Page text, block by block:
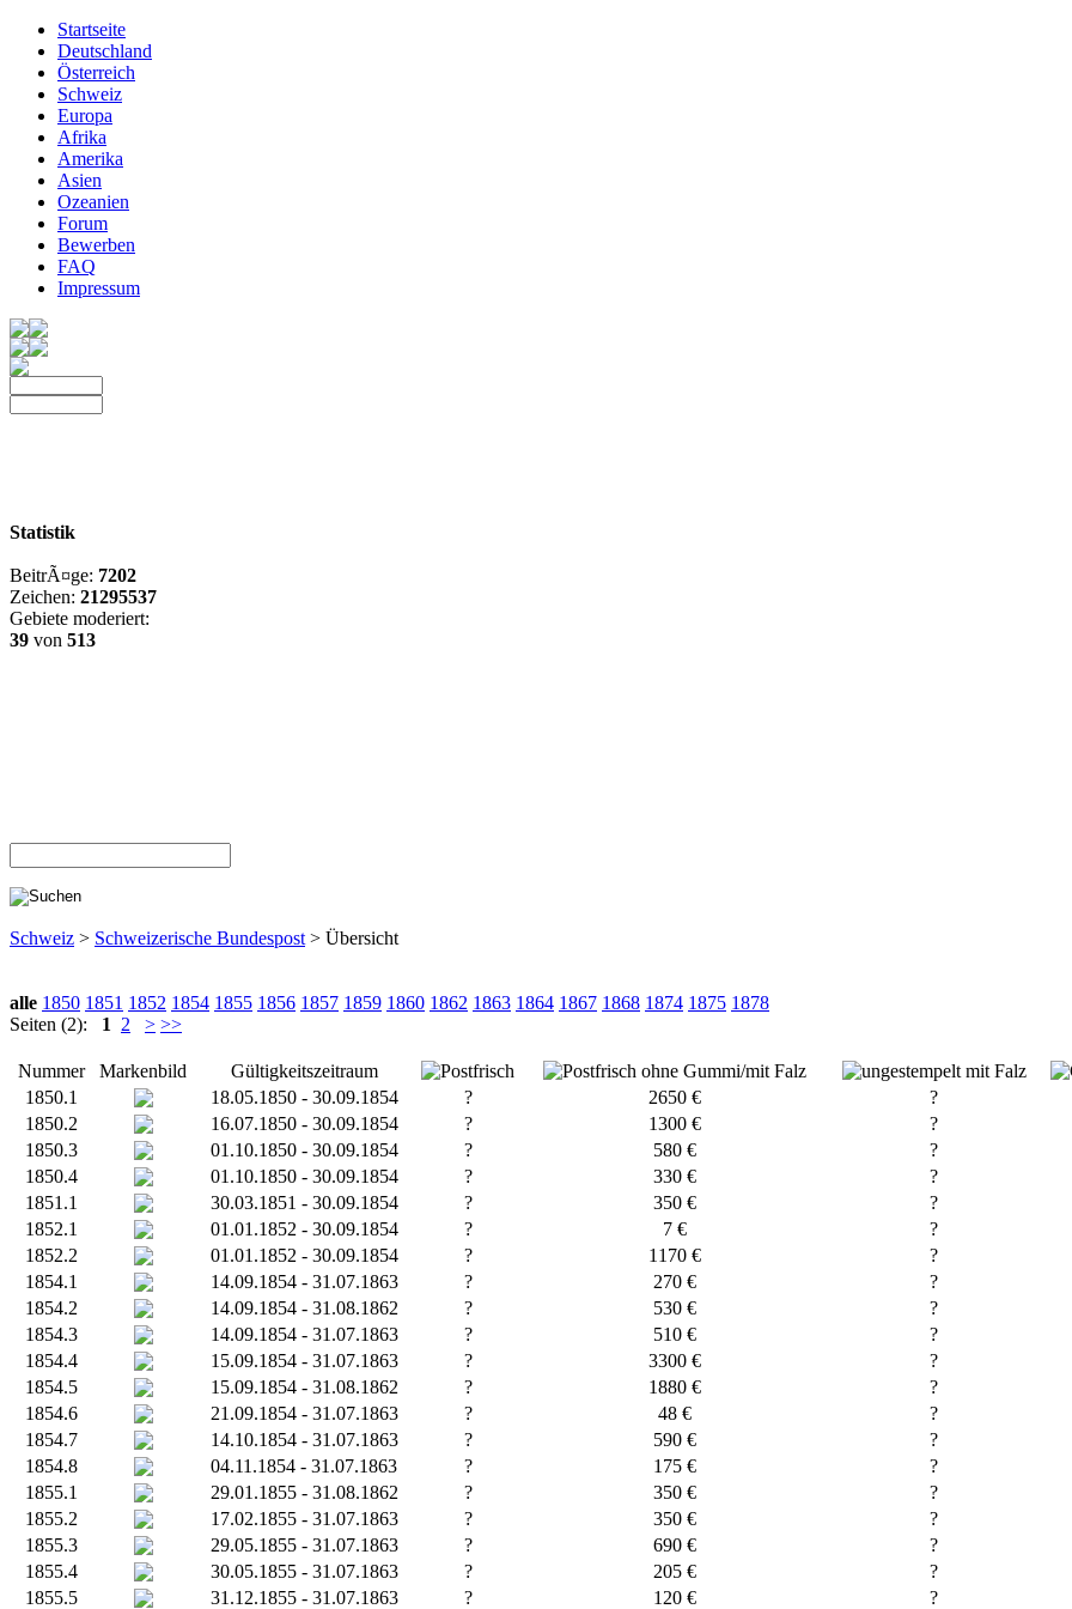
Startseite
Deutschland
Österreich
Schweiz
Europa
Afrika
Amerika
Asien
Ozeanien
Forum
Bewerben
FAQ
Impressum
Statistik
BeitrÃ¤ge: 7202
Zeichen: 21295537
Gebiete moderiert:
39 von 513
Schweiz > Schweizerische Bundespost > Übersicht
alle 1850 1851 1852 1854 1855 1856 1857 1859 1860 1862 1863 1864 1867 1868 1874 1875 1878
Seiten (2): 1 2 > >>
Nummer Markenbild Gültigkeitszeitraum
1850.1
18.05.1850 - 30.09.1854 ? 2650 € ?
1850.2
16.07.1850 - 30.09.1854 ? 1300 € ?
1850.3
01.10.1850 - 30.09.1854 ? 580 € ?
1850.4
01.10.1850 - 30.09.1854 ? 330 € ?
1851.1
30.03.1851 - 30.09.1854 ? 350 € ?
1852.1
01.01.1852 - 30.09.1854 ? 7 € ?
1852.2
01.01.1852 - 30.09.1854 ? 1170 € ?
1854.1
14.09.1854 - 31.07.1863 ? 270 € ?
1854.2
14.09.1854 - 31.08.1862 ? 530 € ?
1854.3
14.09.1854 - 31.07.1863 ? 510 € ?
1854.4
15.09.1854 - 31.07.1863 ? 3300 € ?
1854.5
15.09.1854 - 31.08.1862 ? 1880 € ?
1854.6
21.09.1854 - 31.07.1863 ? 48 € ?
1854.7
14.10.1854 - 31.07.1863 ? 590 € ?
1854.8
04.11.1854 - 31.07.1863 ? 175 € ?
1855.1
29.01.1855 - 31.08.1862 ? 350 € ?
1855.2
17.02.1855 - 31.07.1863 ? 350 € ?
1855.3
29.05.1855 - 31.07.1863 ? 690 € ?
1855.4
30.05.1855 - 31.07.1863 ? 205 € ?
1855.5
31.12.1855 - 31.07.1863 ? 120 € ?